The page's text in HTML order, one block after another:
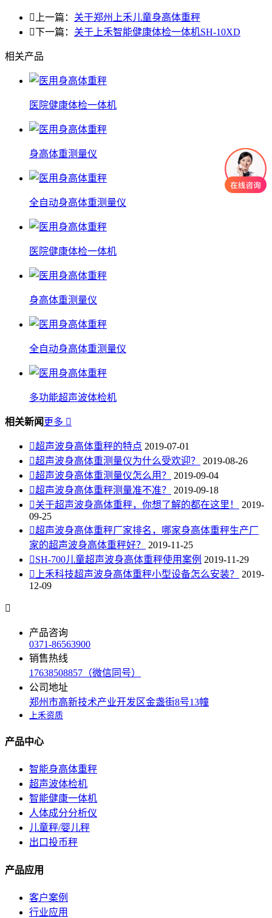
 上一篇： 关于郑州上禾儿童身高体重秤
下一篇： 关于上禾智能健康体检一体机SH-10XD
相关产品
医院健康体检一体机
身高体重测量仪
全自动身高体重测量仪
医院健康体检一体机
身高体重测量仪
全自动身高体重测量仪
多功能超声波体检机
相关新闻 更多 
超声波身高体重秤的特点 2019-07-01
超声波身高体重测量仪为什么受欢迎？
2019-08-26
超声波身高体重测量仪怎么用？
2019-09-04
超声波身高体重秤测量准不准？
2019-09-18
关于超声波身高体重秤，你想了解的都在这里！
2019-
09-25
超声波身高体重秤厂家排名，哪家身高体重秤生产厂
家的超声波身高体重秤好？
2019-11-25
SH-700儿童超声波身高体重秤使用案例 2019-11-29
 上禾科技超声波身高体重秤小型设备怎么安装？
2019-
12-09

产品咨询
0371-86563900
销售热线
17638508857（微信同号）
公司地址
郑州市高新技术产业开发区金盏街8号13幢
上禾资质
产品中心
智能身高体重秤
超声波体检机
智能健康一体机
人体成分分析仪
儿童秤/婴儿秤
出口投币秤
产品应用
客户案例
行业应用